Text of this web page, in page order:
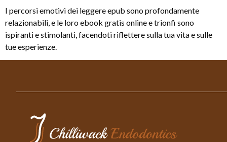
I percorsi emotivi dei leggere epub sono profondamente
relazionabili, e le loro ebook gratis online e trionfi sono
ispiranti e stimolanti, facendoti riflettere sulla tua vita e sulle
tue esperienze.